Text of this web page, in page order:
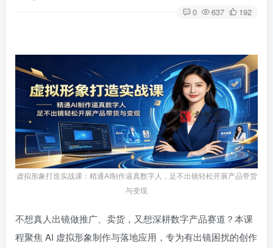
0 637 192
虚拟形象打造实战课：精通AI制作逼真数字人，足不出镜轻松开展产品带货
与变现
不想真人出镜做推广、卖货，又想深耕数字产品赛道？本课
程聚焦 AI 虚拟形象制作与落地应用，专为有出镜困扰的创作